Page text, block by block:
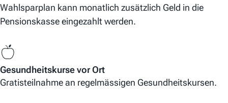
Wahlsparplan kann monatlich zusätzlich Geld in die
Pensionskasse eingezahlt werden.
Gesundheitskurse vor Ort
Gratisteilnahme an regelmässigen Gesundheitskursen.